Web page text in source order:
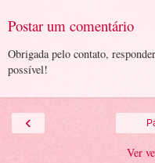
Postar um comentário
Obrigada pelo contato,
possível!
‹
Ver